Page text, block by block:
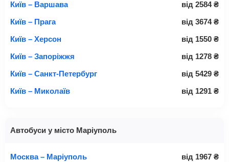
Київ – Варшава
від 2584 ₴
Київ – Прага
від 3674 ₴
Київ – Херсон
від 1550 ₴
Київ – Запоріжжя
від 1278 ₴
Київ – Санкт-Петербург
від 5429 ₴
Київ – Миколаїв
від 1291 ₴
Автобуси у місто Маріуполь
Москва – Маріуполь від 1967 ₴